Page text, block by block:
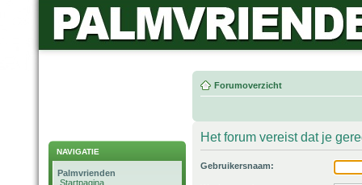
NAVIGATIE
Palmvrienden
Startpagina
Forumoverzicht
Het forum vereist dat je
Gebruikersnaam: